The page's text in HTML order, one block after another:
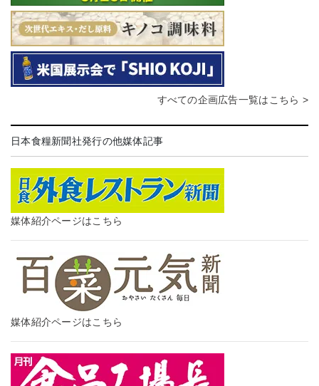
すべての企画広告一覧はこちら >
日本食糧新聞社発行の他媒体記事
媒体紹介ページはこちら
媒体紹介ページはこちら